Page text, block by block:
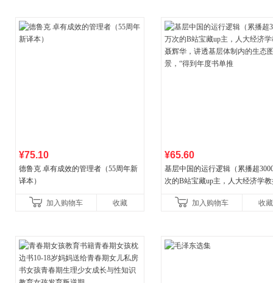
¥75.10
德鲁克 卓有成效的管理者（55周年新
译本）
加入购物车 收藏
¥65.60
基层中国的运行逻辑（累播超
次的B站宝藏up主，人大经济学
景，“得到年度书单推
加入购物车 收藏